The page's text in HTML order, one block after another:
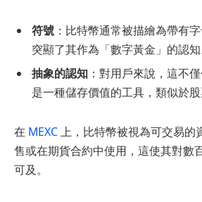
符號 ：比特幣通常被描繪為帶有
突顯了其作為「數字黃金」的認知
抽象的認知 ：對用戶來說，這不
是一種儲存價值的工具，類似於股
在 MEXC上，比特幣被視為可交易的
售或在期貨合約中使用，這使其對數
可及。